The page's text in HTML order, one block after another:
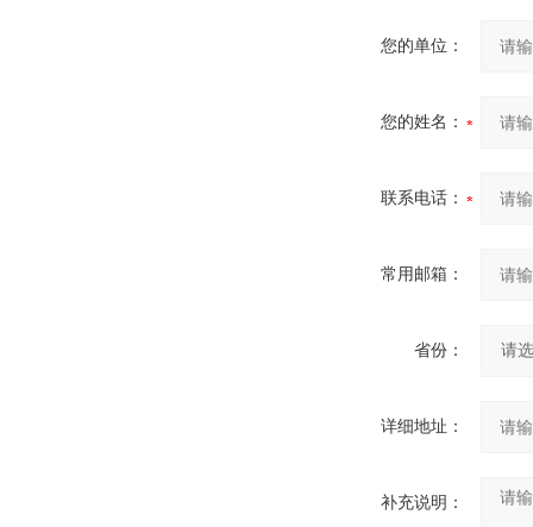
您的单位：
您的姓名：
联系电话：
常用邮箱：
省份：
详细地址：
补充说明：